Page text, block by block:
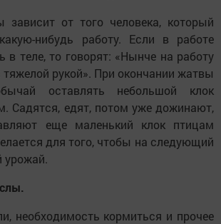
зависит от того человека, который
нибудь работу. Если в работе
в теле, то говорят: «Нынче на работу
рукой». При окончании жатвы
оставлять небольшой клок
Садятся, едят, потом уже дожинают,
еще маленький клок птицам
для того, чтобы на следующий
урожай.
необходимость кормиться и прочее